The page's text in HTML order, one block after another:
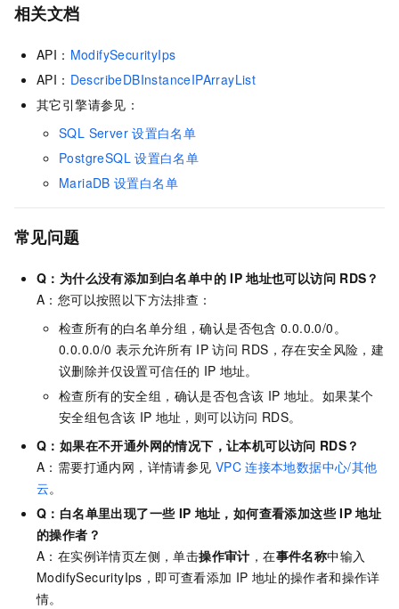
相关文档
API： ModifySecurityIps
API： DescribeDBInstanceIPArrayList
其它引擎请参见：
SQL Server 设置白名单
PostgreSQL 设置白名单
MariaDB 设置白名单
常见问题
Q：为什么没有添加到白名单中的 IP 地址也可以访问 RDS？
A：您可以按照以下方法排查：
检查所有的白名单分组，确认是否包含 0.0.0.0/0。
0.0.0.0/0 表示允许所有 IP 访问 RDS，存在安全风险，建
议删除并仅设置可信任的 IP 地址。
检查所有的安全组，确认是否包含该 IP 地址。如果某个
安全组包含该 IP 地址，则可以访问 RDS。
Q：如果在不开通外网的情况下，让本机可以访问 RDS？
A：需要打通内网，详情请参见 VPC 连接本地数据中心/其他
云。
Q：白名单里出现了一些 IP 地址，如何查看添加这些 IP 地址
的操作者？
A：在实例详情页左侧，单击操作审计 ，在事件名称中输入
ModifySecurityIps，即可查看添加 IP 地址的操作者和操作详
情。